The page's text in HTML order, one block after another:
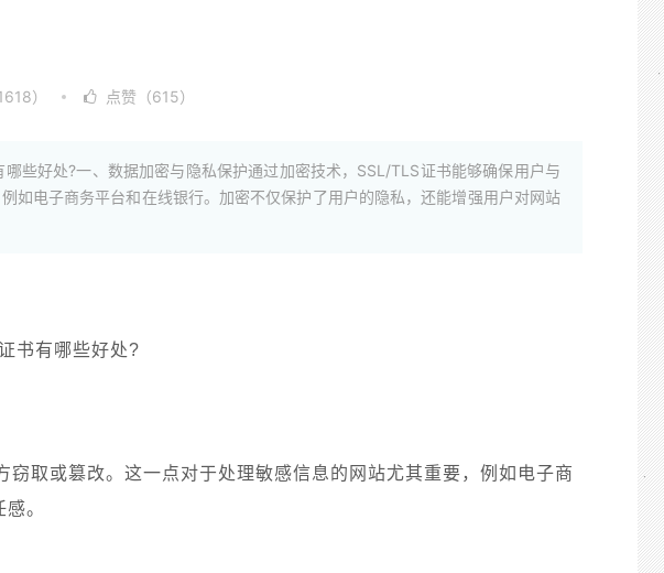
） 点赞（615）
些好处?一、数据加密与隐私保护通过加密技术，SSL/TLS证书能够确保用户与
如电子商务平台和在线银行。加密不仅保护了用户的隐私，还能增强用户对网站
书有哪些好处?
取或篡改。这一点对于处理敏感信息的网站尤其重要，例如电子商
。